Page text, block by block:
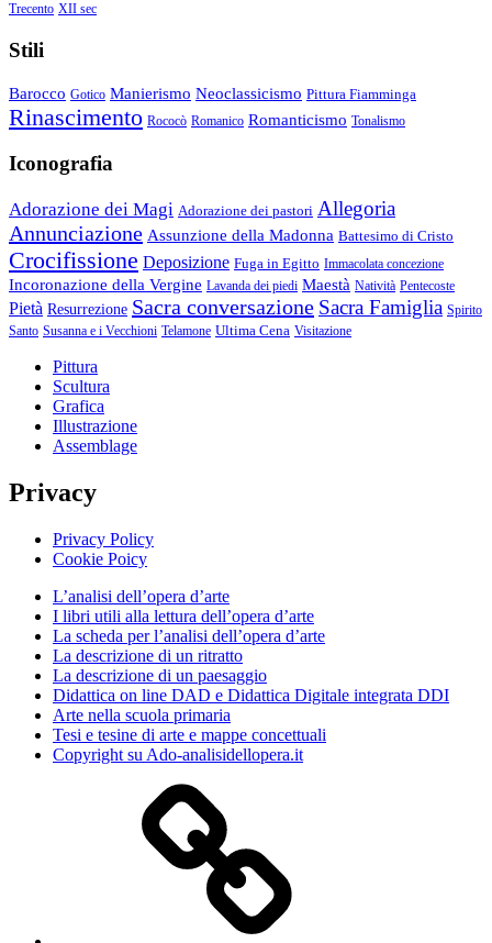
Trecento XII sec
Stili
Barocco Gotico Manierismo Neoclassicismo Pittura Fiamminga
Rinascimento Rococò Romanico Romanticismo Tonalismo
Iconografia
Adorazione dei Magi Adorazione dei pastori Allegoria
Annunciazione Assunzione della Madonna Battesimo di Cristo
Crocifissione Deposizione Fuga in Egitto Immacolata concezione
Incoronazione della Vergine Lavanda dei piedi Maestà Natività Pentecoste
Pietà Resurrezione Sacra conversazione Sacra Famiglia Spirito
Santo Susanna e i Vecchioni Telamone Ultima Cena Visitazione
Pittura
Scultura
Grafica
Illustrazione
Assemblage
Privacy
Privacy Policy
Cookie Poicy
L’analisi dell’opera d’arte
I libri utili alla lettura dell’opera d’arte
La scheda per l’analisi dell’opera d’arte
La descrizione di un ritratto
La descrizione di un paesaggio
Didattica on line DAD e Didattica Digitale integrata DDI
Arte nella scuola primaria
Tesi e tesine di arte e mappe concettuali
Copyright su Ado-analisidellopera.it